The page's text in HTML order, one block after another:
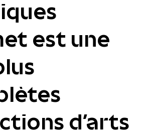
est une
d'arts